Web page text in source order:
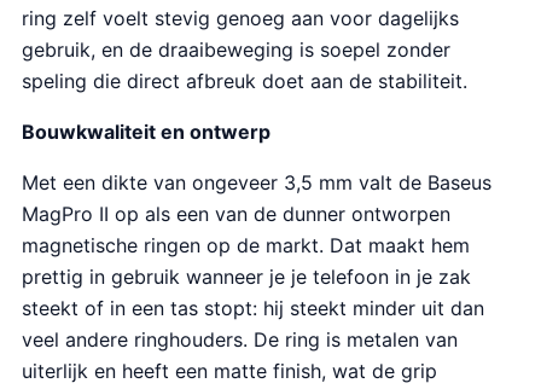
ring zelf voelt stevig genoeg aan voor dagelijks
gebruik, en de draaibeweging is soepel zonder
speling die direct afbreuk doet aan de stabiliteit.
Bouwkwaliteit en ontwerp
Met een dikte van ongeveer 3,5 mm valt de Baseus
MagPro II op als een van de dunner ontworpen
magnetische ringen op de markt. Dat maakt hem
prettig in gebruik wanneer je je telefoon in je zak
steekt of in een tas stopt: hij steekt minder uit dan
veel andere ringhouders. De ring is metalen van
uiterlijk en heeft een matte finish, wat de grip